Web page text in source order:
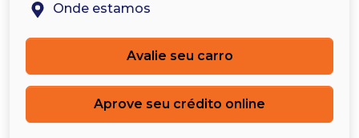
Onde estamos
Avalie seu carro
Aprove seu crédito online